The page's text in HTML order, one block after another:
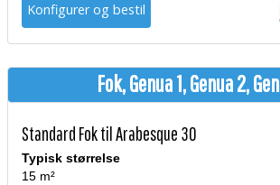
Konfigurer og bestil
Fok, Genua 1, Genua 2,
Standard Fok til Arabesque 30
Typisk størrelse
15 m²